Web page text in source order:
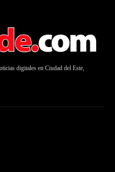
digitales en Ciudad del Este,